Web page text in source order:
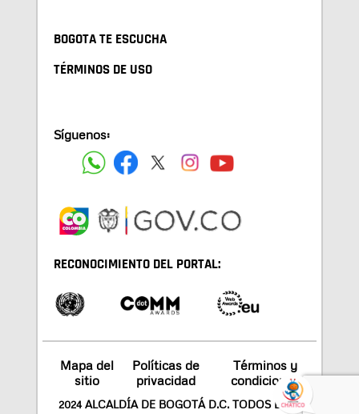
BOGOTA TE ESCUCHA
TÉRMINOS DE USO
Síguenos:
RECONOCIMIENTO DEL PORTAL:
Mapa del
sitio
Políticas de
privacidad
Términos y
condiciones
2024 ALCALDÍA DE BOGOTÁ D.C. TODOS LOS